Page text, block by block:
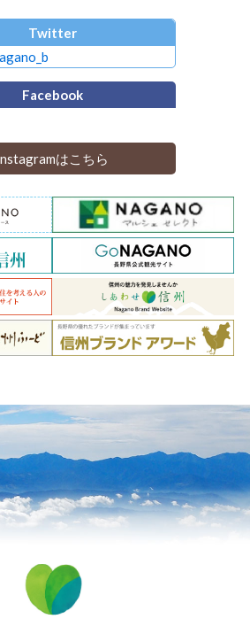
Twitter
Facebook
はこちら